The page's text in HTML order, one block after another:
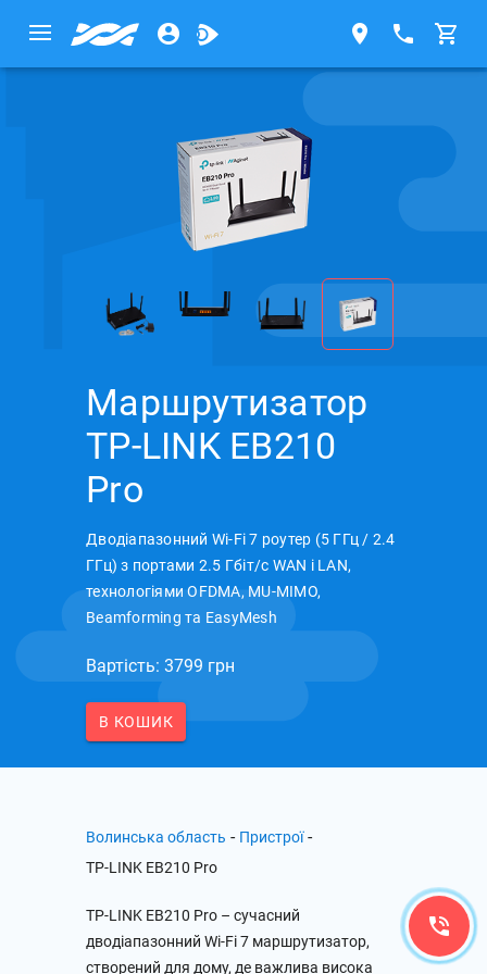
Маршрутизатор
TP-LINK EB210
Pro
Дводіапазонний Wi-Fi 7 роутер (5 ГГц / 2.4
ГГц) з портами 2.5 Гбіт/с WAN і LAN,
технологіями OFDMA, MU-MIMO,
Beamforming та EasyMesh
В КОШИК
Вартість: 3799 грн
Волинська область - Пристрої -
TP-LINK EB210 Pro
TP-LINK EB210 Pro – сучасний
дводіапазонний Wi-Fi 7 маршрутизатор,
створений для дому, де важлива висока